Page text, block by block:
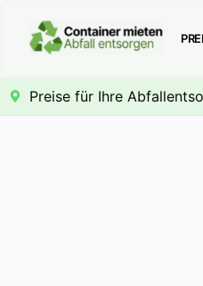
Preise für Ihre